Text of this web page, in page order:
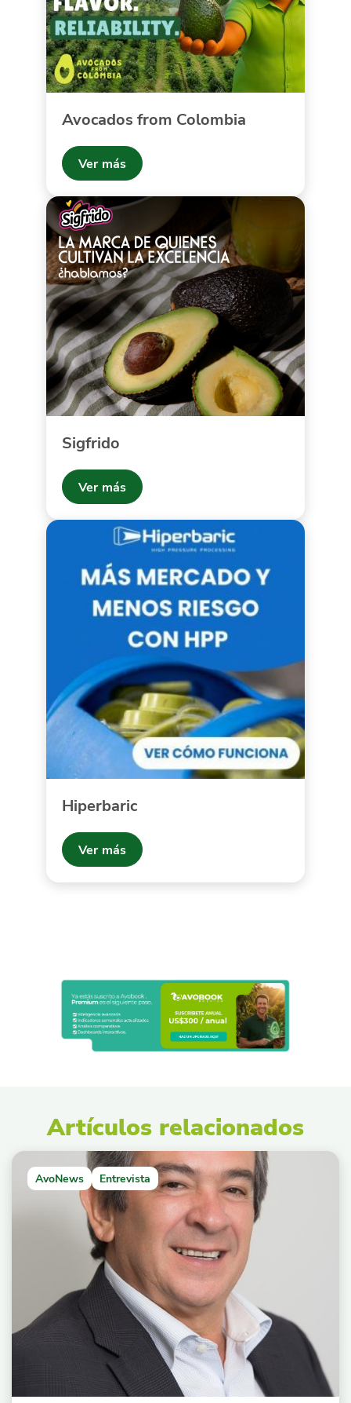
Avocados from Colombia
Ver más
Sigfrido
Ver más
Hiperbaric
Ver más
Artículos relacionados
AvoNews Entrevista